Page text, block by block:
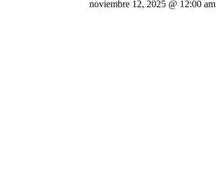
noviembre 12, 2025 @ 12:00 am